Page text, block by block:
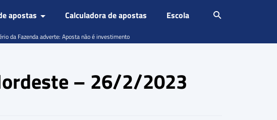
apostas Calculadora de apostas Escola
– 26/2/2023
da Fazenda adverte: Aposta não é investimento